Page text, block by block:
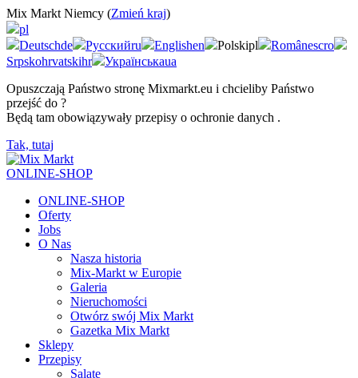
Mix Markt Niemcy (Zmień kraj)
pl
Deutschde Русскийru Englishen Polskipl Românescro
Srpskohrvatskihr Українськаua
Opuszczają Państwo stronę Mixmarkt.eu i chcieliby Państwo
przejść do ?
Będą tam obowiązywały przepisy o ochronie danych .
Tak, tutaj
ONLINE-SHOP
ONLINE-SHOP
Oferty
Jobs
O Nas
Nasza historia
Mix-Markt w Europie
Galeria
Nieruchomości
Otwórz swój Mix Markt
Gazetka Mix Markt
Sklepy
Przepisy
Salate